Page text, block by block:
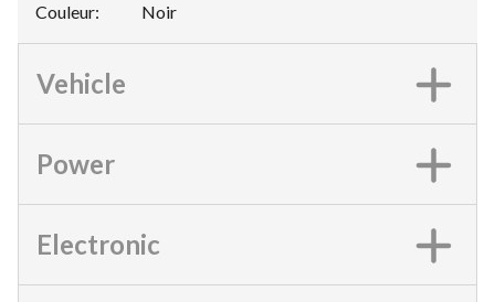
Couleur: Noir
Vehicle
Power
Electronic